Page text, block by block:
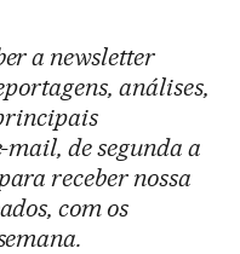
a newsletter
análises,
mail, de segunda a
receber nossa
com os